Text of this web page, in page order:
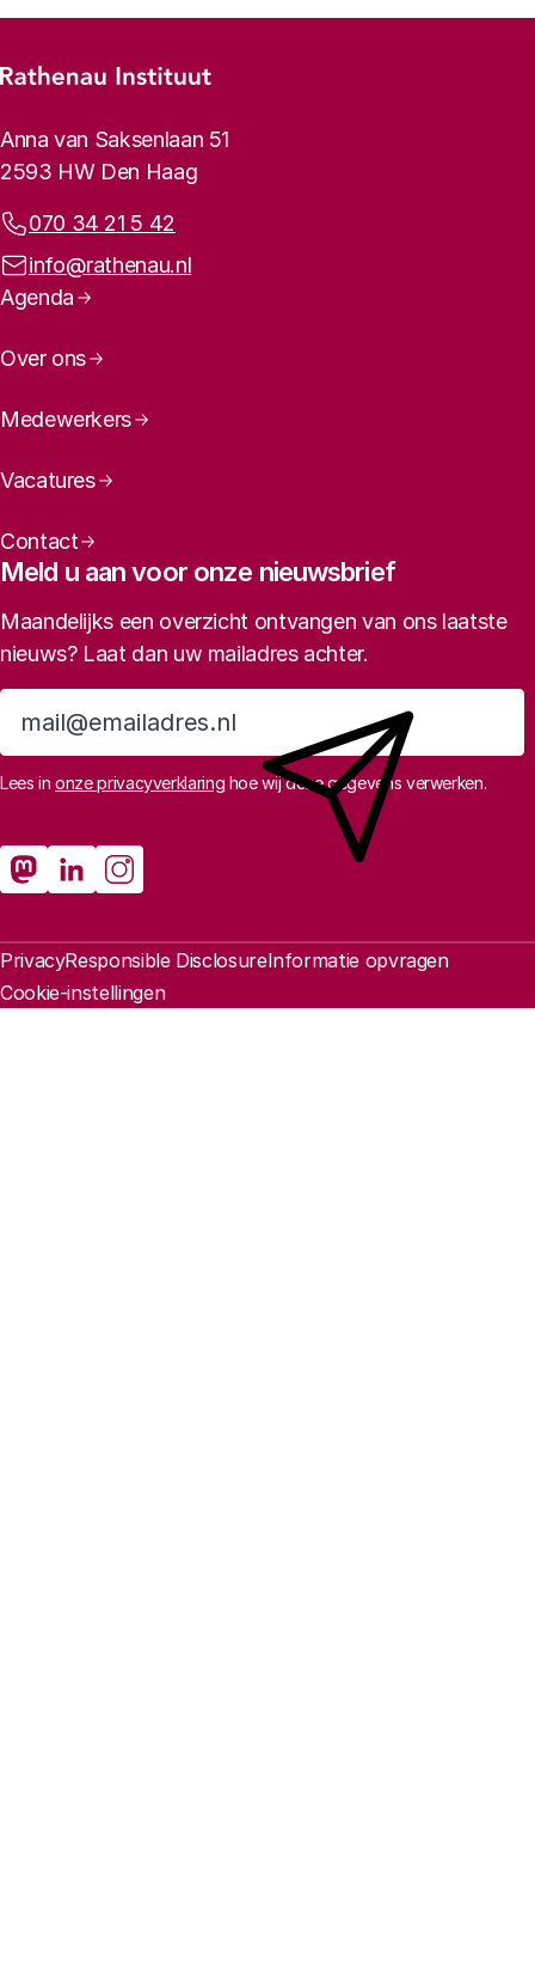
Footer-menu
Rathenau logo, naar de homepage
Contactinformatie
Anna van Saksenlaan 51
2593 HW Den Haag
Telefoonnummer:
070 34 21 5 42
E-mailadres:
info@rathenau.nl
Paginanavigatie
Agenda
Over ons
Medewerkers
Vacatures
Contact
Meld u aan voor onze nieuwsbrief
Maandelijks een overzicht ontvangen van ons laatste
nieuws? Laat dan uw mailadres achter.
Aanmelden
Lees inonze privacyverklaring hoe wij deze gegevens verwerken.
Sociale media
Rathenau Mastodon
Rathenau LinkedIn
Rathenau Instagram
Juridische informatie
PrivacyResponsible DisclosureInformatie opvragen
Cookie-instellingen